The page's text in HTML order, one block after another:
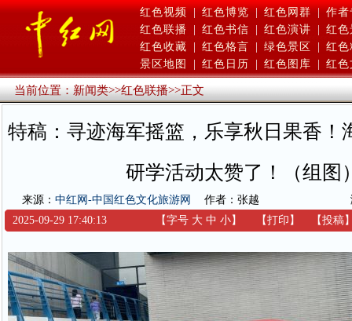
红色视频 | 红色博览 | 红色网群 | 作者
红色联播
红色书信 红色演讲
红色
红色收藏
红色格言 绿色景区
红色
景区地图
红色日历 红色图库 红色
当前位置：新闻类>>红色联播>>正文
特稿：寻迹海军摇篮，乐享秋日果香！
研学活动太赞了！​（组图
来源： 中红网-中国红色文化旅游网 作者：张越
2025-09-29 17:40:13
【字号 大 中 小】 【打印 】 【投稿